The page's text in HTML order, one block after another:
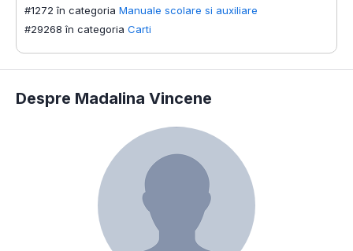
#1272 în categoria Manuale scolare si auxiliare
#29268 în categoria Carti
Despre Madalina Vincene